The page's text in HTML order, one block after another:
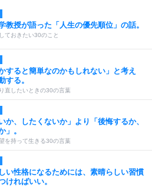
教授が語った「人生の優先順位」の話。
ておきたい30のこと
すると簡単なのかもしれない」と考え
する。
直したいときの30の言葉
か、したくないか」より「後悔するか、
」。
を持って生きる30の言葉
い性格になるためには、素晴らしい習慣
ければいい。